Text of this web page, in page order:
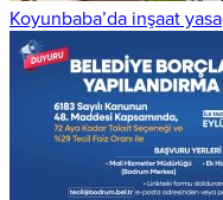
Koyunbaba’da inşaat